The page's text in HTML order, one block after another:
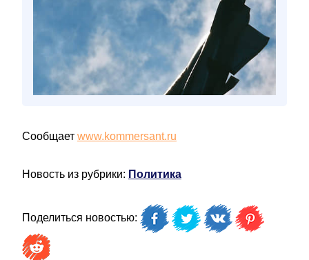
Сообщает www.kommersant.ru
Новость из рубрики: Политика
Поделиться новостью: